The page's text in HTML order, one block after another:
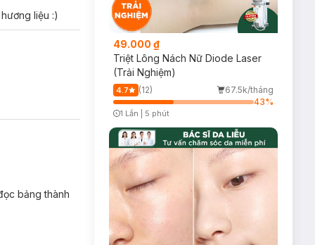
liệu :)
bảng thành
49.000 ₫
Triệt Lông Nách Nữ Diode Laser
(Trải Nghiệm)
4.7 (12)
67.5k/tháng
43%
Timer Gray Icon
1 Lần 5 phút